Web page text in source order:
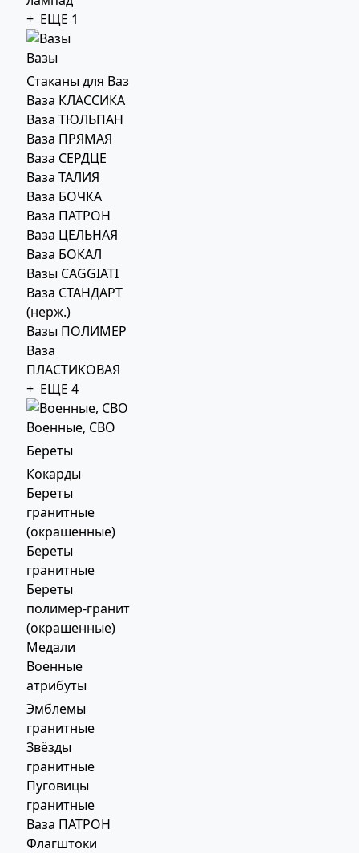
+ ЕЩЕ 1
Вазы
Стаканы для Ваз
Ваза КЛАССИКА
Ваза ТЮЛЬПАН
Ваза ПРЯМАЯ
Ваза СЕРДЦЕ
Ваза ТАЛИЯ
Ваза БОЧКА
Ваза ПАТРОН
Ваза ЦЕЛЬНАЯ
Ваза БОКАЛ
Вазы CAGGIATI
Ваза СТАНДАРТ
(нерж.)
Вазы ПОЛИМЕР
Ваза
ПЛАСТИКОВАЯ
+ ЕЩЕ 4
Военные, СВО
Береты
Кокарды
Береты
гранитные
(окрашенные)
Береты
гранитные
Береты
полимер-гранит
(окрашенные)
Медали
Военные
атрибуты
Эмблемы
гранитные
Звёзды
гранитные
Пуговицы
гранитные
Ваза ПАТРОН
Флагштоки